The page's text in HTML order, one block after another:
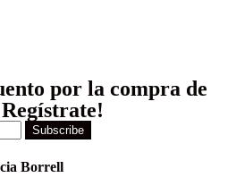
por la compra de
Subscribe
Borrell